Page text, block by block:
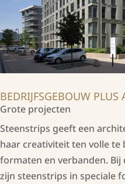
BEDRIJFSGEBOUW
Grote projecten
Steenstrips geeft een
haar creativiteit ten volle
formaten en verbanden.
zijn steenstrips in speciale